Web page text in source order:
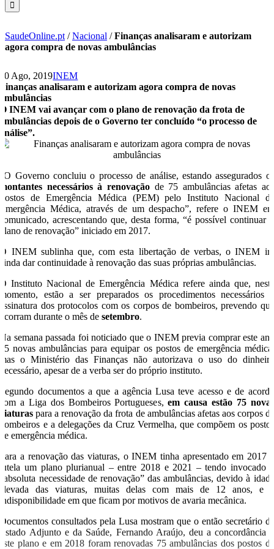
SaudeOnline.pt /Nacional /Finanças analisaram e autorizam
agora compra de novas ambulâncias
30 Ago, 2019INEM
Finanças analisaram e autorizam agora compra de novas
ambulâncias
O INEM vai avançar com o plano de renovação da frota de
ambulâncias depois de o Governo ter concluído “o processo de
análise”.
“O Governo concluiu o processo de análise, estando assegurados os
montantes necessários à renovaçãode 75 ambulâncias afetas aos
Postos de Emergência Médica (PEM) pelo Instituto Nacional de
Emergência Médica, através de um despacho”, refere o INEM em
comunicado, acrescentando que, desta forma, “é possível continuar o
plano de renovação” iniciado em 2017.
O INEM sublinha que, com esta libertação de verbas, o INEM irá
ainda dar continuidade à renovação das suas próprias ambulâncias.
O Instituto Nacional de Emergência Médica refere ainda que, neste
momento, estão a ser preparados os procedimentos necessários à
assinatura dos protocolos com os corpos de bombeiros, prevendo que
ocorram durante o mês desetembro.
Na semana passada foi noticiado que o INEM previa comprar este ano
75 novas ambulâncias para equipar os postos de emergência médica,
mas o Ministério das Finanças não autorizava o uso do dinheiro
necessário, apesar de a verba ser do próprio instituto.
Segundo documentos a que a agência Lusa teve acesso e de acordo
com a Liga dos Bombeiros Portugueses,em causa estão 75 novas
viaturas para a renovação da frota de ambulâncias afetas aos corpos de
bombeiros e a delegações da Cruz Vermelha, que compõem os postos
de emergência médica.
Para a renovação das viaturas, o INEM tinha apresentado em 2017 à
tutela um plano plurianual – entre 2018 e 2021 – tendo invocado a
“absoluta necessidade de renovação” das ambulâncias, devido à idade
elevada das viaturas, muitas delas com mais de 12 anos, e a
indisponibilidade em que ficam por motivos de avaria mecânica.
Documentos consultados pela Lusa mostram que o então secretário de
Estado Adjunto e da Saúde, Fernando Araújo, deu a concordância a
este plano e em 2018 foram renovadas 75 ambulâncias dos postos de